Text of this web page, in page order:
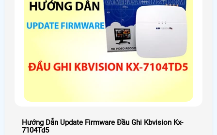
Hướng Dẫn Update Firmware Đầu Ghi Kbvision Kx-
7104Td5